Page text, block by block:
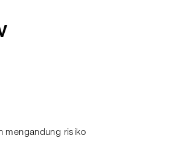
mengandung risiko